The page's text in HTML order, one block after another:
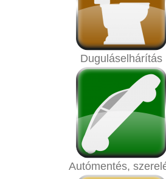
Duguláselhárítás
Autómentés,